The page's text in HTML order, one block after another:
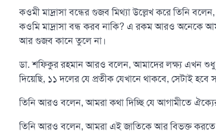
কওমী মাদ্রাসা বন্ধের গুজব মিথ্যা উল্লেখ করে তিনি
কওমি মাদ্রাসা বন্ধ করব নাকি? এ রকম আরও অনেকে
আর গুজব কানে তুলে না।
ডা. শফিকুর রহমান আরও বলেন, আমাদের লক্ষ্য এখন শুধু
দিয়েছি, ১১ দলের যে প্রতীক যেখানে থাকবে, সেটাই হবে
তিনি আরও বলেন, আমরা কথা দিচ্ছি যে আগামীতে
তিনি আরও বলেন, আমরা এই জাতিকে আর বিভক্ত করতে